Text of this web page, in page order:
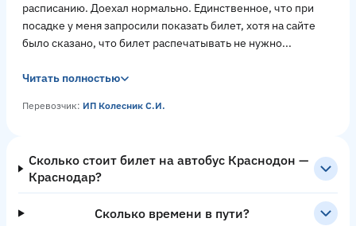
расписанию. Доехал нормально. Единственное, что при
посадке у меня запросили показать билет, хотя на сайте
было сказано, что билет распечатывать не нужно...
Читать полностью
Перевозчик: ИП Колесник С.И.
Сколько стоит билет на автобус Краснодон —
Краснодар?
Сколько времени в пути?